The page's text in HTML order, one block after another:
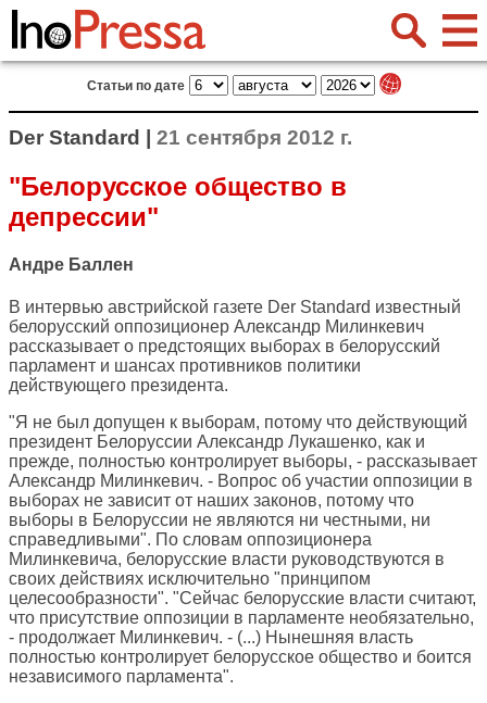
Статьи по дате
Der Standard | 21 сентября 2012 г.
"Белорусское общество в
депрессии"
Андре Баллен
В интервью австрийской газете Der Standard известный
белорусский оппозиционер Александр Милинкевич
рассказывает о предстоящих выборах в белорусский
парламент и шансах противников политики
действующего президента.
"Я не был допущен к выборам, потому что действующий
президент Белоруссии Александр Лукашенко, как и
прежде, полностью контролирует выборы, - рассказывает
Александр Милинкевич. - Вопрос об участии оппозиции в
выборах не зависит от наших законов, потому что
выборы в Белоруссии не являются ни честными, ни
справедливыми". По словам оппозиционера
Милинкевича, белорусские власти руководствуются в
своих действиях исключительно "принципом
целесообразности". "Сейчас белорусские власти считают,
что присутствие оппозиции в парламенте необязательно,
- продолжает Милинкевич. - (...) Нынешняя власть
полностью контролирует белорусское общество и боится
независимого парламента".